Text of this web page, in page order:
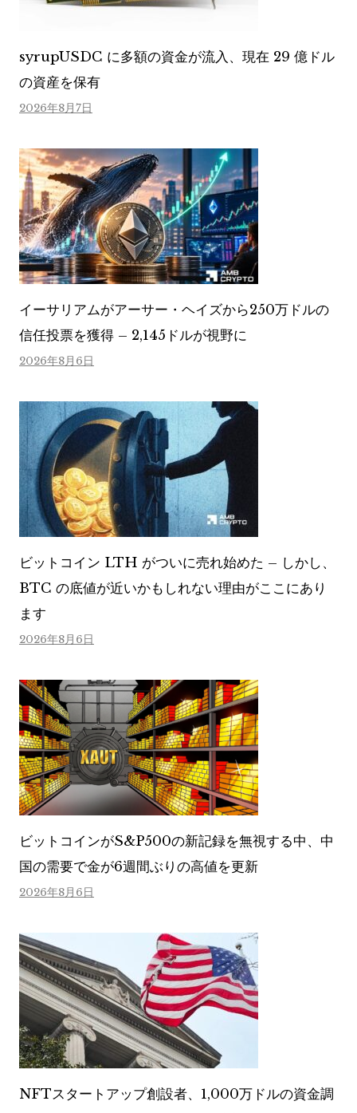
syrupUSDC に多額の資金が流入、現在 29 億ドル
の資産を保有
2026年8月7日
イーサリアムがアーサー・ヘイズから250万ドルの
信任投票を獲得 – 2,145ドルが視野に
2026年8月6日
ビットコイン LTH がついに売れ始めた – しかし、
BTC の底値が近いかもしれない理由がここにあり
ます
2026年8月6日
ビットコインがS&P500の新記録を無視する中、中
国の需要で金が6週間ぶりの高値を更新
2026年8月6日
NFTスタートアップ創設者、1,000万ドルの資金調